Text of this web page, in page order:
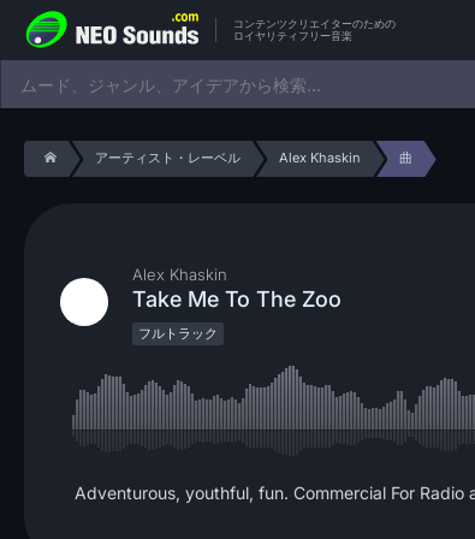
コンテンツクリエイターのための
ロイヤリティフリー音楽
アーティスト・レーベル Alex Khaskin 曲
Alex Khaskin
Take Me To The Zoo
フルトラック
Adventurous, youthful, fun. Commercial For